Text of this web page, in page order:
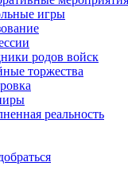
игры
родов войск
торжества
реальность